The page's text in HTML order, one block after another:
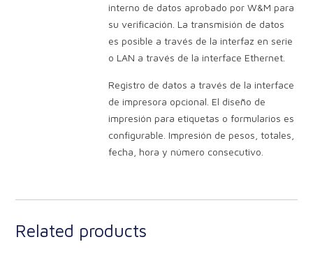
interno de datos aprobado por W&M para
su verificación. La transmisión de datos
es posible a través de la interfaz en serie
o LAN a través de la interface Ethernet.
Registro de datos a través de la interface
de impresora opcional. El diseño de
impresión para etiquetas o formularios es
configurable. Impresión de pesos, totales,
fecha, hora y número consecutivo.
Related products